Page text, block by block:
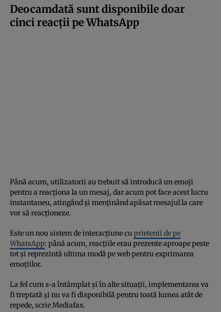
Deocamdată sunt disponibile doar
cinci reacții pe WhatsApp
Până acum, utilizatorii au trebuit să introducă un emoji
pentru a reacționa la un mesaj, dar acum pot face acest lucru
instantaneu, atingând și menținând apăsat mesajul la care
vor să reacționeze.
Este un nou sistem de interacțiune cu prietenii de pe
WhatsApp: până acum, reacțiile erau prezente aproape peste
tot și reprezintă ultima modă pe web pentru exprimarea
emoțiilor.
La fel cum s-a întâmplat și în alte situații, implementarea va
fi treptată și nu va fi disponibilă pentru toată lumea atât de
repede, scrie Mediafax.